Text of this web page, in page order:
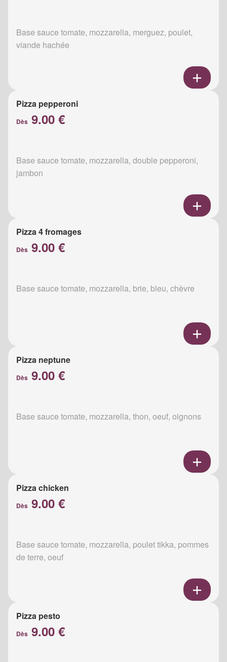
Base sauce tomate, mozzarella, merguez, poulet,
viande hachée
Pizza pepperoni
Dès 9.00 €
Base sauce tomate, mozzarella, double pepperoni,
jambon
Pizza 4 fromages
Dès 9.00 €
Base sauce tomate, mozzarella, brie, bleu, chèvre
Pizza neptune
Dès 9.00 €
Base sauce tomate, mozzarella, thon, oeuf, oignons
Pizza chicken
Dès 9.00 €
Base sauce tomate, mozzarella, poulet tikka, pommes
de terre, oeuf
Pizza pesto
Dès 9.00 €